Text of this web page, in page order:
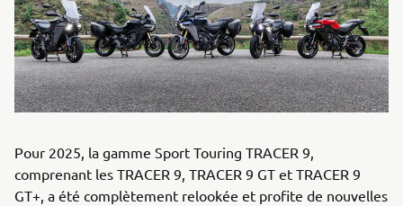
Pour 2025, la gamme Sport Touring TRACER 9,
comprenant les TRACER 9, TRACER 9 GT et TRACER 9
GT+, a été complètement relookée et profite de nouvelles